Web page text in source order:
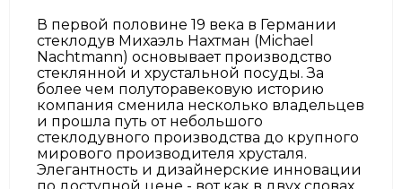
В первой половине 19 века в Германии
стеклодув Михаэль Нахтман (Michаel
Nachtmann) основывает производство
стеклянной и хрустальной посуды. За
более чем полуторавековую историю
компания сменила несколько владельцев
и прошла путь от небольшого
стеклодувного производства до крупного
мирового производителя хрусталя.
Элегантность и дизайнерские инновации